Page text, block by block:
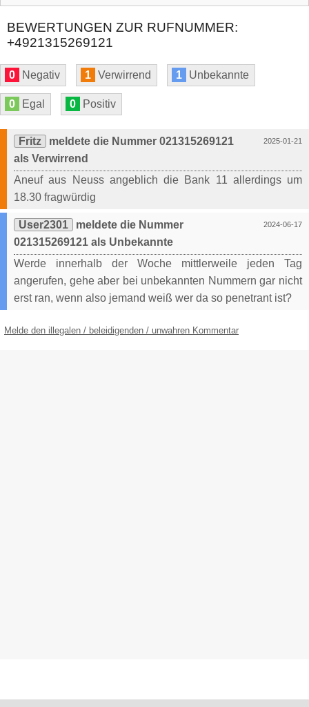
BEWERTUNGEN ZUR RUFNUMMER:
+4921315269121
0 Negativ 1 Verwirrend 1 Unbekannte
0 Egal 0 Positiv
2025-01-21
Fritz
meldete die Nummer 021315269121
als Verwirrend
Aneuf aus Neuss angeblich die Bank 11 allerdings um
18.30 fragwürdig
2024-06-17
User2301
meldete die Nummer
021315269121 als Unbekannte
Werde innerhalb der Woche mittlerweile jeden Tag
angerufen, gehe aber bei unbekannten Nummern gar nicht
erst ran, wenn also jemand weiß wer da so penetrant ist?
Melde den illegalen / beleidigenden / unwahren Kommentar